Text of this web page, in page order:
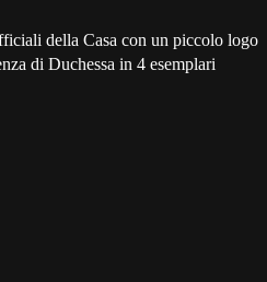
della Casa con un piccolo logo
di Duchessa in 4 esemplari